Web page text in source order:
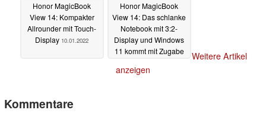
Honor MagicBook
View 14: Kompakter
Allrounder mit Touch-
Display 10.01.2022
Honor MagicBook
View 14: Das schlanke
Notebook mit 3:2-
Display und Windows
11 kommt mit Zugabe
Weitere Artikel
anzeigen
Kommentare